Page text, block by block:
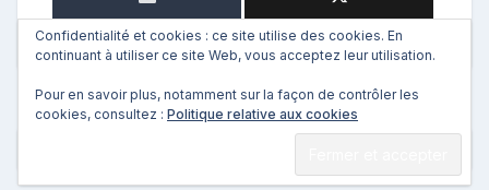
Confidentialité et cookies : ce site utilise des cookies. En
continuant à utiliser ce site Web, vous acceptez leur utilisation.
Pour en savoir plus, notamment sur la façon de contrôler les
cookies, consultez : Politique relative aux cookies